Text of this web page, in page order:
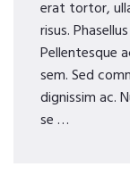
erat tortor,
risus.
Pellentesque
sem. Sed
dignissim ac.
se …